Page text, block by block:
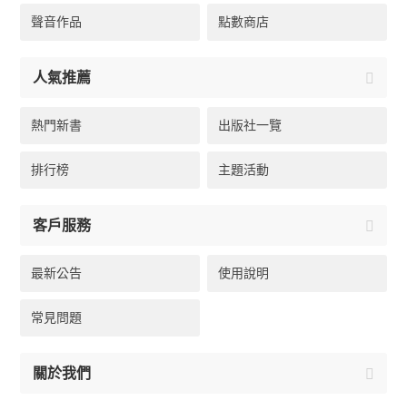
聲音作品 點數商店
人氣推薦
熱門新書 出版社一覽
排行榜 主題活動
客戶服務
最新公告 使用說明
常見問題
關於我們